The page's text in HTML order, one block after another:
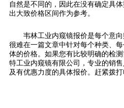
自然是不同的，因此在没有确定具
出大致价格区间作为参考。
韦林工业内窥镜报价是每个意
很难在一篇文章中针对每个种类、
体的价格。如果您有比较明确的检
特工业内窥镜有限公司，专业的销
及有优惠力度的具体报价。赶紧拨打